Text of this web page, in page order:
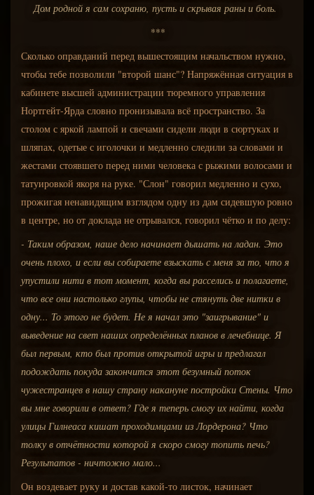
Дом родной я сам сохраню, пусть и скрывая раны и боль.
***
Сколько оправданий перед вышестоящим начальством нужно,
чтобы тебе позволили "второй шанс"? Напряжённая ситуация в
кабинете высшей администрации тюремного управления
Нортгейт-Ярда словно пронизывала всё пространство. За
столом с яркой лампой и свечами сидели люди в сюртуках и
шляпах, одетые с иголочки и медленно следили за словами и
жестами стоявшего перед ними человека с рыжими волосами и
татуировкой якоря на руке. "Слон" говорил медленно и сухо,
прожигая ненавидящим взглядом одну из дам сидевшую ровно
в центре, но от доклада не отрывался, говорил чётко и по делу:
- Таким образом, наше дело начинает дышать на ладан. Это
очень плохо, и если вы собираете взыскать с меня за то, что я
упустили нити в тот момент, когда вы расселись и полагаете,
что все они настолько глупы, чтобы не стянуть две нитки в
одну... То этого не будет. Не я начал это "заигрывание" и
выведение на свет наших определённых планов в лечебнице. Я
был первым, кто был против открытой игры и предлагал
подождать покуда закончится этот безумный поток
чужестранцев в нашу страну накануне постройки Стены. Что
вы мне говорили в ответ? Где я теперь смогу их найти, когда
улицы Гилнеаса кишат проходимцами из Лордерона? Что
толку в отчётности которой я скоро смогу топить печь?
Результатов - ничтожно мало...
Он воздевает руку и достав какой-то листок, начинает